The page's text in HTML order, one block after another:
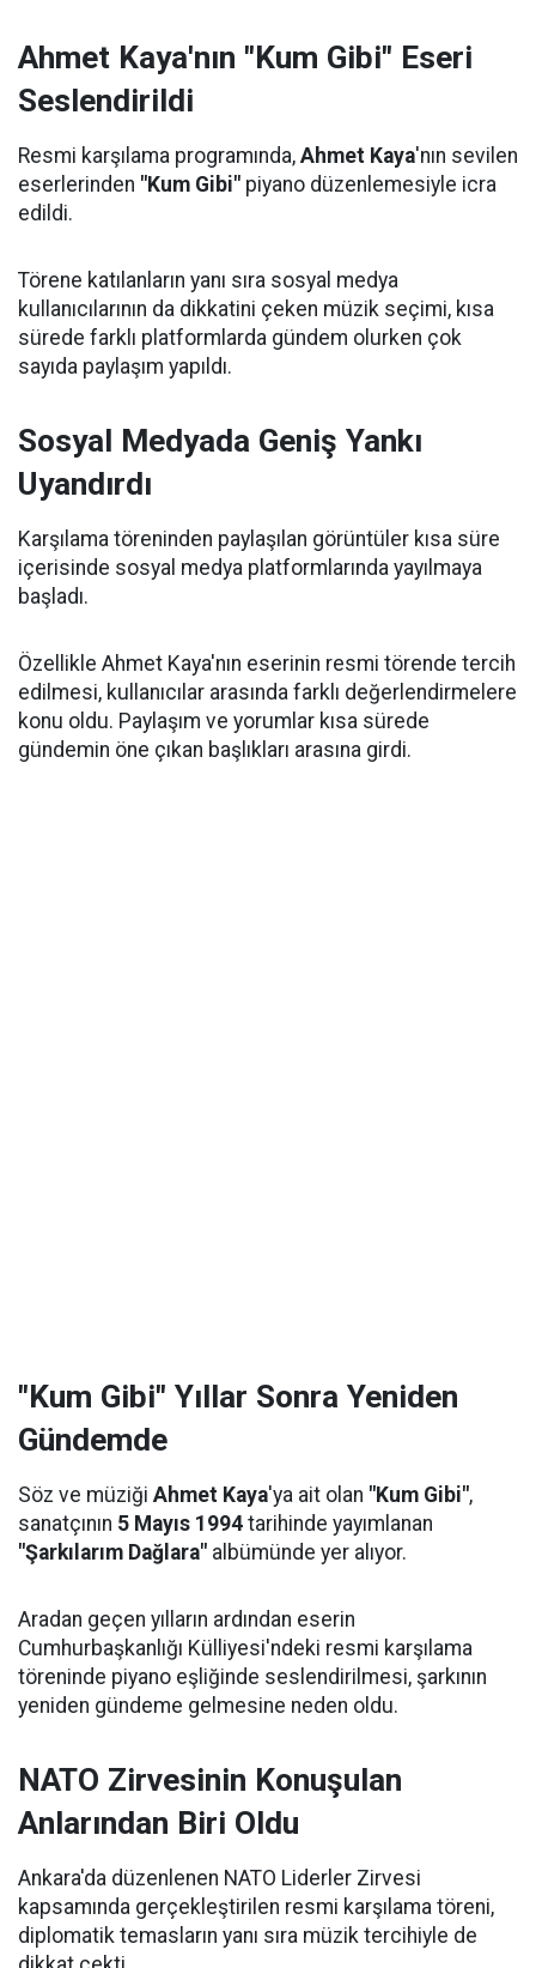
Ahmet Kaya'nın "Kum Gibi" Eseri
Seslendirildi
Resmi karşılama programında, Ahmet Kaya'nın sevilen
eserlerinden "Kum Gibi" piyano düzenlemesiyle icra
edildi.
Törene katılanların yanı sıra sosyal medya
kullanıcılarının da dikkatini çeken müzik seçimi, kısa
sürede farklı platformlarda gündem olurken çok
sayıda paylaşım yapıldı.
Sosyal Medyada Geniş Yankı
Uyandırdı
Karşılama töreninden paylaşılan görüntüler kısa süre
içerisinde sosyal medya platformlarında yayılmaya
başladı.
Özellikle Ahmet Kaya'nın eserinin resmi törende tercih
edilmesi, kullanıcılar arasında farklı değerlendirmelere
konu oldu. Paylaşım ve yorumlar kısa sürede
gündemin öne çıkan başlıkları arasına girdi.
"Kum Gibi" Yıllar Sonra Yeniden
Gündemde
Söz ve müziği Ahmet Kaya'ya ait olan "Kum Gibi",
sanatçının 5 Mayıs 1994 tarihinde yayımlanan
"Şarkılarım Dağlara" albümünde yer alıyor.
Aradan geçen yılların ardından eserin
Cumhurbaşkanlığı Külliyesi'ndeki resmi karşılama
töreninde piyano eşliğinde seslendirilmesi, şarkının
yeniden gündeme gelmesine neden oldu.
NATO Zirvesinin Konuşulan
Anlarından Biri Oldu
Ankara'da düzenlenen NATO Liderler Zirvesi
kapsamında gerçekleştirilen resmi karşılama töreni,
diplomatik temasların yanı sıra müzik tercihiyle de